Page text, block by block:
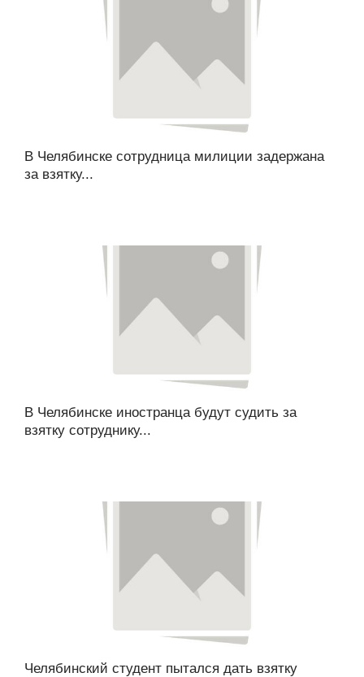
В Челябинске сотрудница милиции задержана
за взятку...
В Челябинске иностранца будут судить за
взятку сотруднику...
Челябинский студент пытался дать взятку